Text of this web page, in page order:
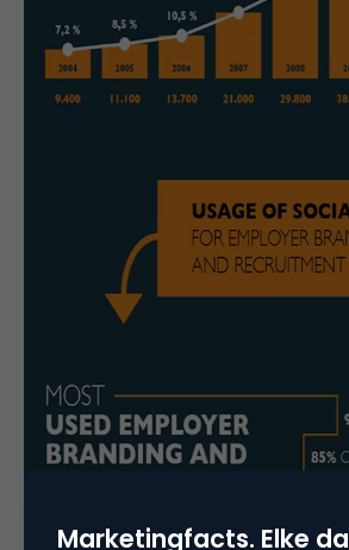
Marketingfacts. Elke